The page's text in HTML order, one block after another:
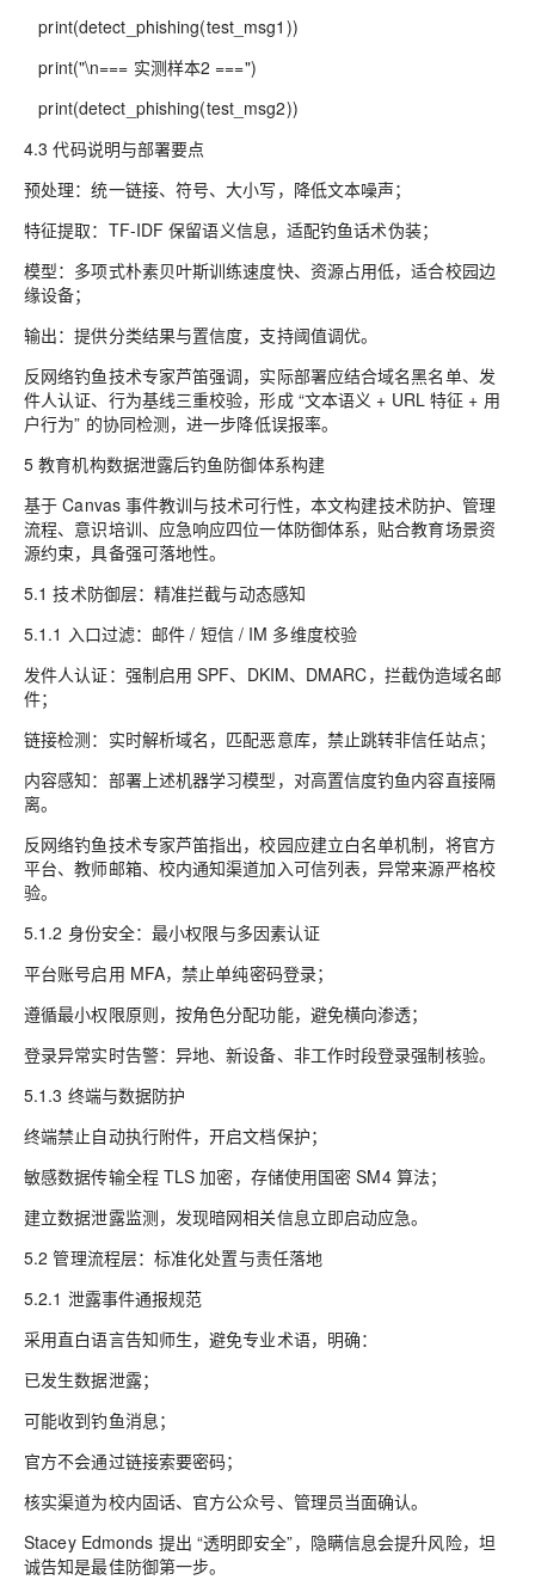
print(detect_phishing(test_msg1))
print("\n=== 实测样本2 ===")
print(detect_phishing(test_msg2))
4.3 代码说明与部署要点
预处理：统一链接、符号、大小写，降低文本噪声；
特征提取：TF-IDF 保留语义信息，适配钓鱼话术伪装；
模型：多项式朴素贝叶斯训练速度快、资源占用低，适合校园边
缘设备；
输出：提供分类结果与置信度，支持阈值调优。
反网络钓鱼技术专家芦笛强调，实际部署应结合域名黑名单、发
件人认证、行为基线三重校验，形成 “文本语义 + URL 特征 + 用
户行为” 的协同检测，进一步降低误报率。
5 教育机构数据泄露后钓鱼防御体系构建
基于 Canvas 事件教训与技术可行性，本文构建技术防护、管理
流程、意识培训、应急响应四位一体防御体系，贴合教育场景资
源约束，具备强可落地性。
5.1 技术防御层：精准拦截与动态感知
5.1.1 入口过滤：邮件 / 短信 / IM 多维度校验
发件人认证：强制启用 SPF、DKIM、DMARC，拦截伪造域名邮
件；
链接检测：实时解析域名，匹配恶意库，禁止跳转非信任站点；
内容感知：部署上述机器学习模型，对高置信度钓鱼内容直接隔
离。
反网络钓鱼技术专家芦笛指出，校园应建立白名单机制，将官方
平台、教师邮箱、校内通知渠道加入可信列表，异常来源严格校
验。
5.1.2 身份安全：最小权限与多因素认证
平台账号启用 MFA，禁止单纯密码登录；
遵循最小权限原则，按角色分配功能，避免横向渗透；
登录异常实时告警：异地、新设备、非工作时段登录强制核验。
5.1.3 终端与数据防护
终端禁止自动执行附件，开启文档保护；
敏感数据传输全程 TLS 加密，存储使用国密 SM4 算法；
建立数据泄露监测，发现暗网相关信息立即启动应急。
5.2 管理流程层：标准化处置与责任落地
5.2.1 泄露事件通报规范
采用直白语言告知师生，避免专业术语，明确：
已发生数据泄露；
可能收到钓鱼消息；
官方不会通过链接索要密码；
核实渠道为校内固话、官方公众号、管理员当面确认。
Stacey Edmonds 提出 “透明即安全”，隐瞒信息会提升风险，坦
诚告知是最佳防御第一步。